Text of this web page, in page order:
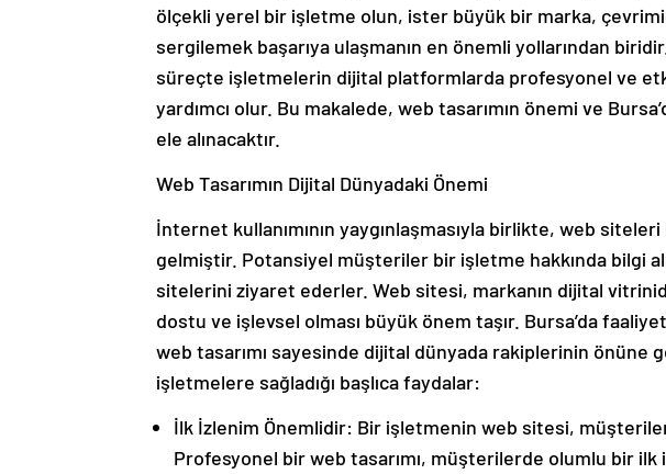
ölçekli yerel bir işletme olun, ister büyük bir marka,
sergilemek başarıya ulaşmanın en önemli yollarından biridir.
süreçte işletmelerin dijital platformlarda profesyonel ve
yardımcı olur. Bu makalede, web tasarımın önemi ve
ele alınacaktır.
Web Tasarımın Dijital Dünyadaki Önemi
İnternet kullanımının yaygınlaşmasıyla birlikte, web
gelmiştir. Potansiyel müşteriler bir işletme hakkında bilgi
sitelerini ziyaret ederler. Web sitesi, markanın dijital
dostu ve işlevsel olması büyük önem taşır. Bursa’da
web tasarımı sayesinde dijital dünyada rakiplerinin önüne
işletmelere sağladığı başlıca faydalar:
İlk İzlenim Önemlidir: Bir işletmenin web sitesi,
Profesyonel bir web tasarımı, müşterilerde olumlu bir ilk